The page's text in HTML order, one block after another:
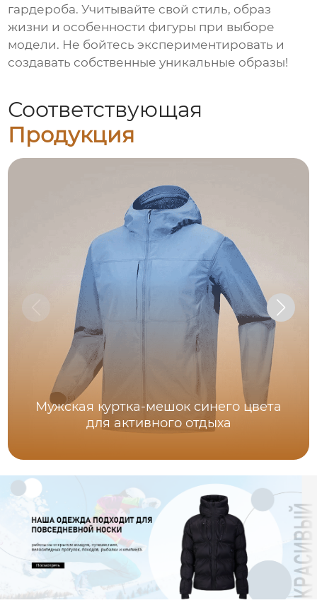
гардероба. Учитывайте свой стиль, образ
жизни и особенности фигуры при выборе
модели. Не бойтесь экспериментировать и
создавать собственные уникальные образы!
Соответствующая
Продукция
Мужская куртка-мешок синего цвета
для активного отдыха